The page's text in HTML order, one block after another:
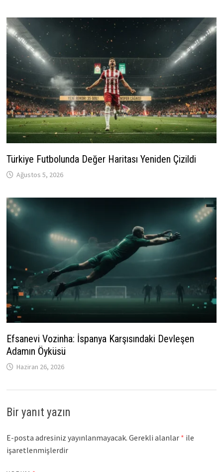
Türkiye Futbolunda Değer Haritası Yeniden Çizildi
Ağustos 5, 2026
Efsanevi Vozinha: İspanya Karşısındaki Devleşen
Adamın Öyküsü
Haziran 26, 2026
Bir yanıt yazın
E-posta adresiniz yayınlanmayacak. Gerekli alanlar * ile
işaretlenmişlerdir